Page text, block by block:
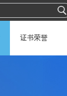
证书荣誉